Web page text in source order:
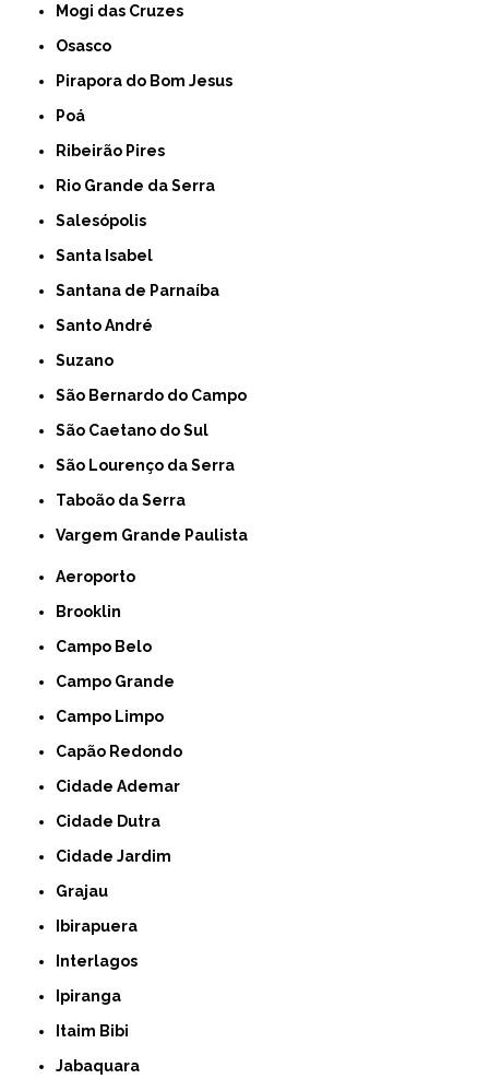
Mogi das Cruzes
Osasco
Pirapora do Bom Jesus
Poá
Ribeirão Pires
Rio Grande da Serra
Salesópolis
Santa Isabel
Santana de Parnaíba
Santo André
Suzano
São Bernardo do Campo
São Caetano do Sul
São Lourenço da Serra
Taboão da Serra
Vargem Grande Paulista
Aeroporto
Brooklin
Campo Belo
Campo Grande
Campo Limpo
Capão Redondo
Cidade Ademar
Cidade Dutra
Cidade Jardim
Grajau
Ibirapuera
Interlagos
Ipiranga
Itaim Bibi
Jabaquara